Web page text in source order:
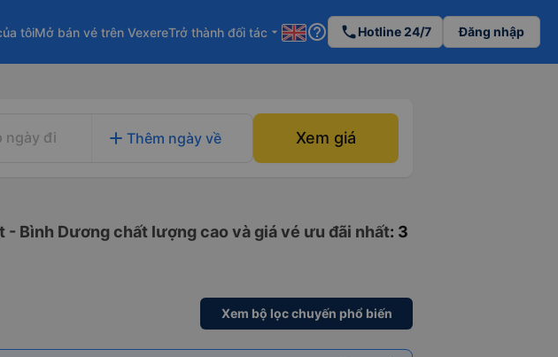
tôiMở bán vé trên VexereTrở thành đối tác arrow_drop_down help_outline phoneHotline 24/7 Đăng nhập
ngày đi add Thêm ngày về Xem giá
- Bình Dương chất lượng cao và giá vé ưu đãi nhất: 3
Xem bộ lọc chuyến phổ biến